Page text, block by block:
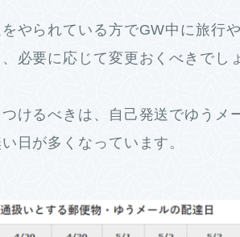
やられている方でGW中に旅行
必要に応じて変更おくべきでし
けるべきは、自己発送でゆうメ
日が多くなっています。